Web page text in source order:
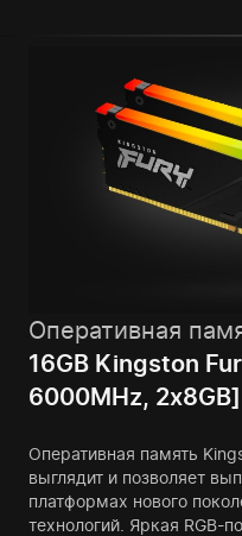
Оперативная
16GB Kingston
6000MHz, 2x8GB]
Оперативная память
выглядит и позволяет
платформах нового
технологий. Яркая RGB-